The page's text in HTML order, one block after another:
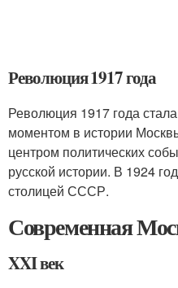
Революция 1917 года
Революция 1917 года
моментом в истории
центром политических
русской истории. В 1924
столицей СССР.
Современная
XXI век